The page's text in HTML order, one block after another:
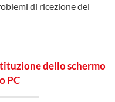
di ricezione del
dello schermo
PC